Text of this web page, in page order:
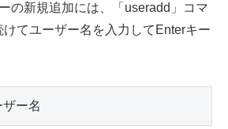
の新規追加には、「useradd」コマ
てユーザー名を入力してEnterキー
ー名